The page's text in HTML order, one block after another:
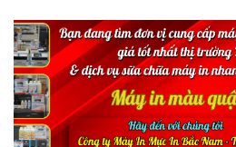
và trung tâm đào tạo tại TP.HCM.